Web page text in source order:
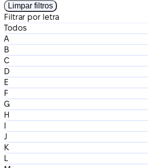
Limpar filtros
Filtrar por letra
Todos
A
B
C
D
E
F
G
H
I
J
K
L